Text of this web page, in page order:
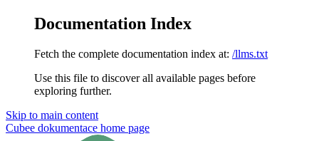
Documentation Index
Fetch the complete documentation index at: /llms.txt
Use this file to discover all available pages before
exploring further.
Skip to main content
Cubee dokumentace home page